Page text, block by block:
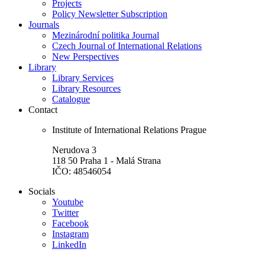
Projects
Policy Newsletter Subscription
Journals
Mezinárodní politika Journal
Czech Journal of International Relations
New Perspectives
Library
Library Services
Library Resources
Catalogue
Contact
Institute of International Relations Prague
Nerudova 3
118 50 Praha 1 - Malá Strana
IČO: 48546054
Socials
Youtube
Twitter
Facebook
Instagram
LinkedIn